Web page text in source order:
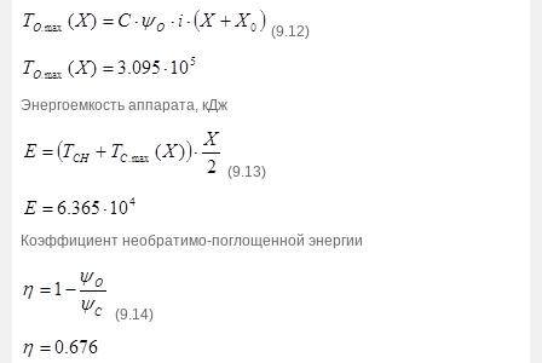
(9.12)
Энергоемкость аппарата, кДж
(9.13)
Коэффициент необратимо-поглощенной энергии
(9.14)